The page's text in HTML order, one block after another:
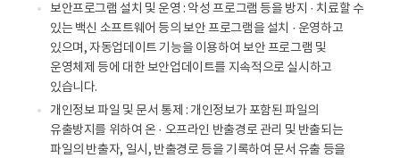
보안프로그램 설치 및 운영 : 악성 프로그램 등을 방지 · 치료할 수
있는 백신 소프트웨어 등의 보안 프로그램을 설치 · 운영하고
있으며, 자동업데이트 기능을 이용하여 보안 프로그램 및
운영체제 등에 대한 보안업데이트를 지속적으로 실시하고
있습니다.
개인정보 파일 및 문서 통제 : 개인정보가 포함된 파일의
유출방지를 위하여 온 · 오프라인 반출경로 관리 및 반출되는
파일의 반출자, 일시, 반출경로 등을 기록하여 문서 유출 등을